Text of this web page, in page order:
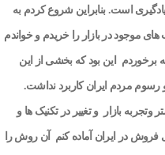
است. بنابراین شروع کردم به
موجود در بازار را خریدم و خواندم
این بود که بخشی از این
رسوم مردم ایران کاربرد نداشت.
وتجربه بازار و تغییر در تکنیک ها و
در ایران آماده کنم آن روش را